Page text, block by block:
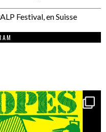
Festival, en Suisse